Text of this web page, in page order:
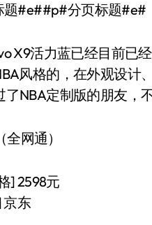
题#e##p#分页标题#e#
X9活力蓝已经目前已
风格的，在外观设计
了NBA定制版的朋友，
网通）
] 2598元
京东